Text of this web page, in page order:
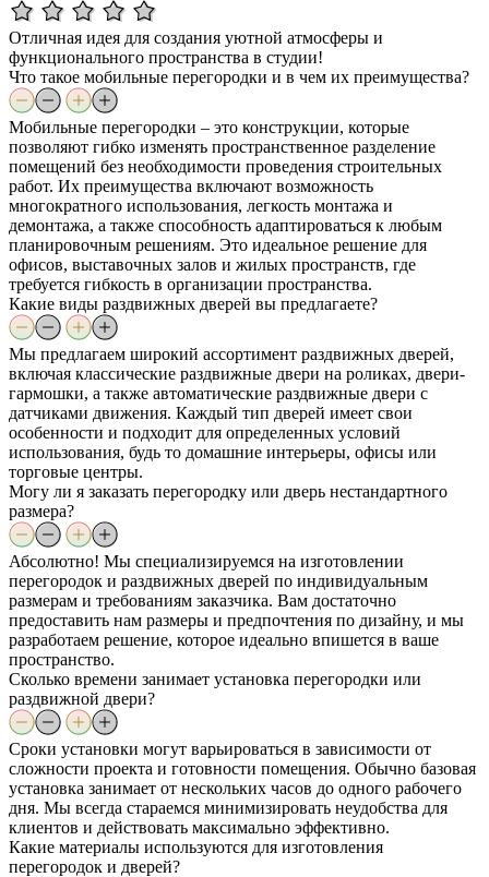
Отличная идея для создания уютной атмосферы и
функционального пространства в студии!
Что такое мобильные перегородки и в чем их преимущества?
Мобильные перегородки – это конструкции, которые
позволяют гибко изменять пространственное разделение
помещений без необходимости проведения строительных
работ. Их преимущества включают возможность
многократного использования, легкость монтажа и
демонтажа, а также способность адаптироваться к любым
планировочным решениям. Это идеальное решение для
офисов, выставочных залов и жилых пространств, где
требуется гибкость в организации пространства.
Какие виды раздвижных дверей вы предлагаете?
Мы предлагаем широкий ассортимент раздвижных дверей,
включая классические раздвижные двери на роликах, двери-
гармошки, а также автоматические раздвижные двери с
датчиками движения. Каждый тип дверей имеет свои
особенности и подходит для определенных условий
использования, будь то домашние интерьеры, офисы или
торговые центры.
Могу ли я заказать перегородку или дверь нестандартного
размера?
Абсолютно! Мы специализируемся на изготовлении
перегородок и раздвижных дверей по индивидуальным
размерам и требованиям заказчика. Вам достаточно
предоставить нам размеры и предпочтения по дизайну, и мы
разработаем решение, которое идеально впишется в ваше
пространство.
Сколько времени занимает установка перегородки или
раздвижной двери?
Сроки установки могут варьироваться в зависимости от
сложности проекта и готовности помещения. Обычно базовая
установка занимает от нескольких часов до одного рабочего
дня. Мы всегда стараемся минимизировать неудобства для
клиентов и действовать максимально эффективно.
Какие материалы используются для изготовления
перегородок и дверей?